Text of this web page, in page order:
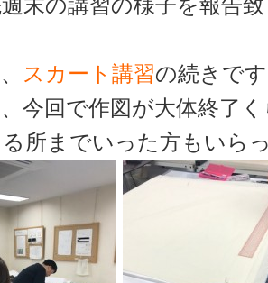
スカート講習の続きで
今回で作図が大体終了
所までいった方もいら